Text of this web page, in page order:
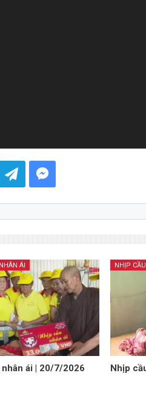
ÁI
nhân ái | 20/7/2026
NHỊP
Nhịp